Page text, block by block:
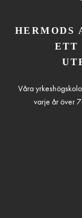
HERMODS
ETT
Våra
varje år över